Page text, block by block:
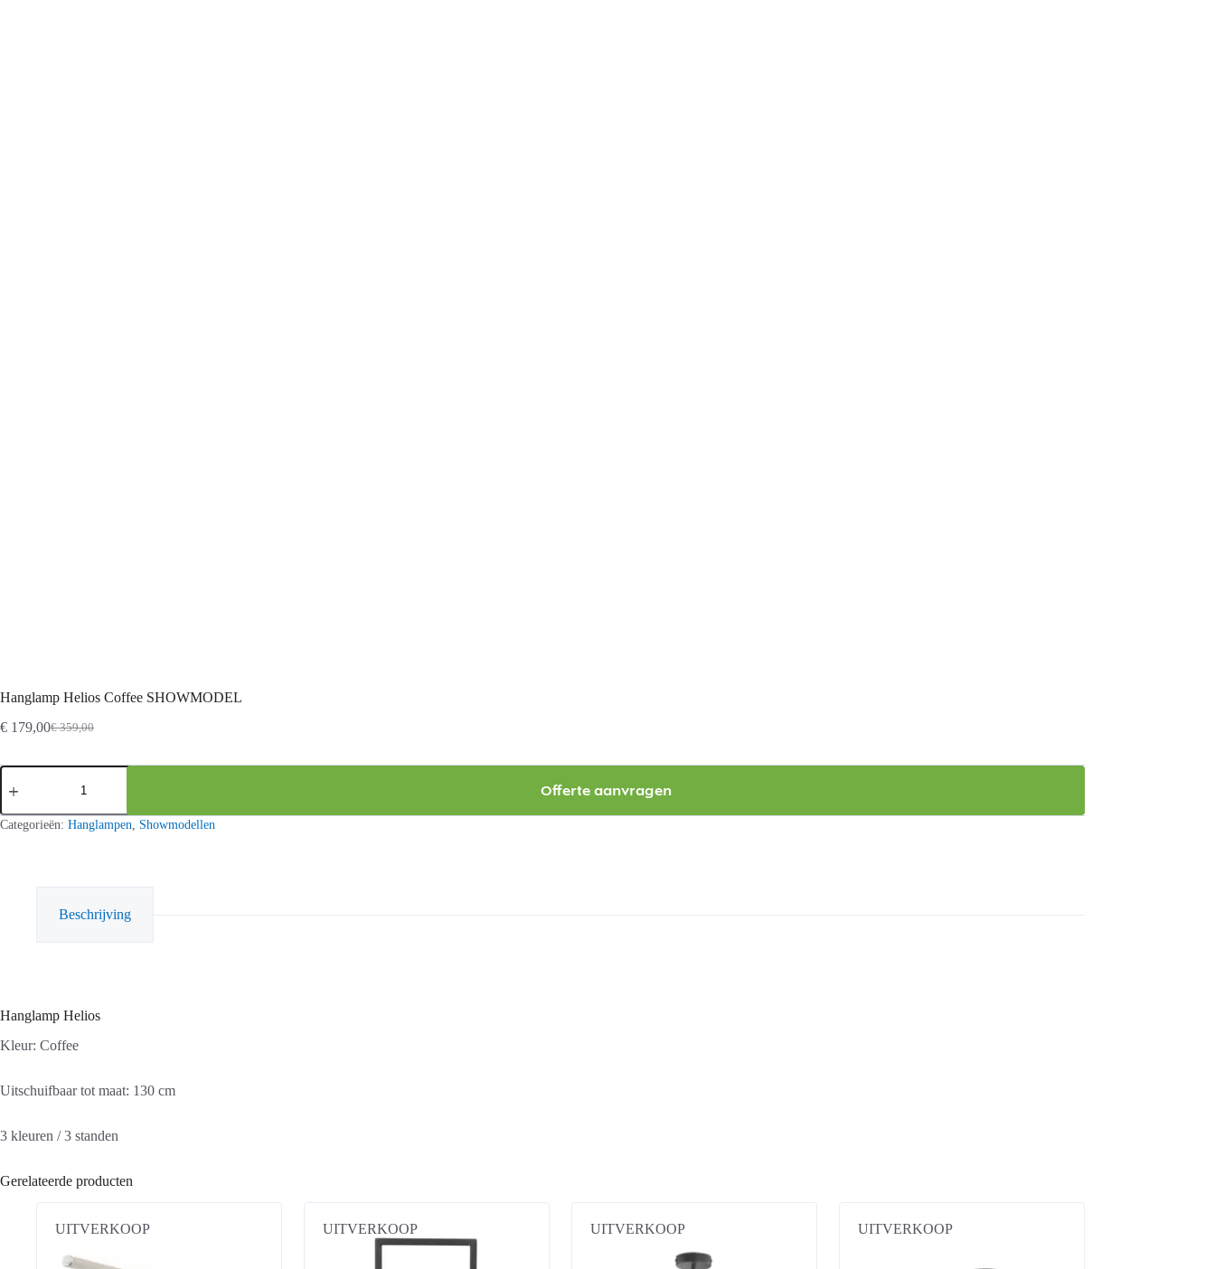
Hanglamp Helios Coffee SHOWMODEL
€359,00
Oorspronkelijke
was:
€ 359,00.
€ 179,00Huidige
is:
€ 179,00.
Hanglamp
Helios
SHOWMODEL
aantal
Offerte aanvragen
Categorieën: Hanglampen, Showmodellen
Beschrijving
Hanglamp Helios
Kleur: Coffee
Uitschuifbaar tot maat: 130 cm
3 kleuren / 3 standen
Gerelateerde producten
UITVERKOOP UITVERKOOP UITVERKOOP UITVERKOOP